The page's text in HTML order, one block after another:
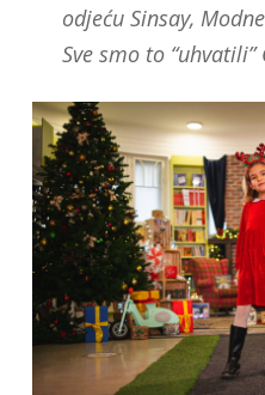
odjeću Sinsay,
Sve smo to